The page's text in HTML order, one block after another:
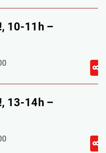
10-11h –
13-14h –